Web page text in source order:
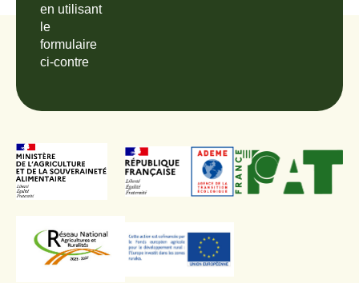
en utilisant
le
formulaire
ci-contre